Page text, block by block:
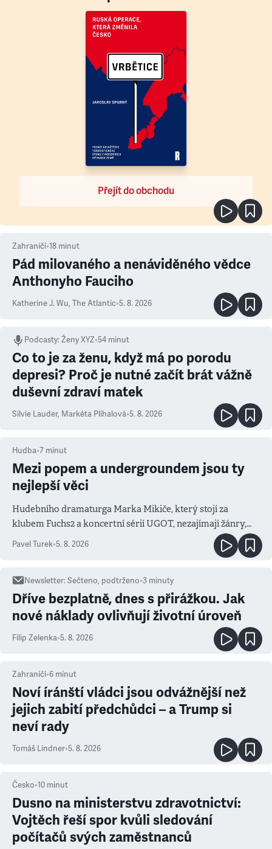
Přejít do obchodu
Zahraničí•18 minut
Pád milovaného a nenáviděného vědce
Anthonyho Fauciho
Katherine J. Wu, The Atlantic•5. 8. 2026
Podcasty:Ženy XYZ•54 minut
Co to je za ženu, když má po porodu
depresi? Proč je nutné začít brát vážně
duševní zdraví matek
Silvie Lauder, Markéta Plíhalová•5. 8. 2026
Hudba•7 minut
Mezi popem a undergroundem jsou ty
nejlepší věci
Hudebního dramaturga Marka Mikiče, který stojí za
klubem Fuchs2 a koncertní sérií UGOT, nezajímají žánry,
ale atmosféra
Pavel Turek•5. 8. 2026
Newsletter:Sečteno, podtrženo•3 minuty
Dříve bezplatně, dnes s přirážkou. Jak
nové náklady ovlivňují životní úroveň
Filip Zelenka•5. 8. 2026
Zahraničí•6 minut
Noví íránští vládci jsou odvážnější než
jejich zabití předchůdci – a Trump si
neví rady
Tomáš Lindner•5. 8. 2026
Česko•10 minut
Dusno na ministerstvu zdravotnictví:
Vojtěch řeší spor kvůli sledování
počítačů svých zaměstnanců